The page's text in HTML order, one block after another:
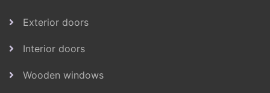
Exterior doors
Interior doors
Wooden windows